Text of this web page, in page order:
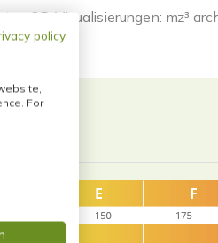
3D-Visualisierungen: mz³
policy
For